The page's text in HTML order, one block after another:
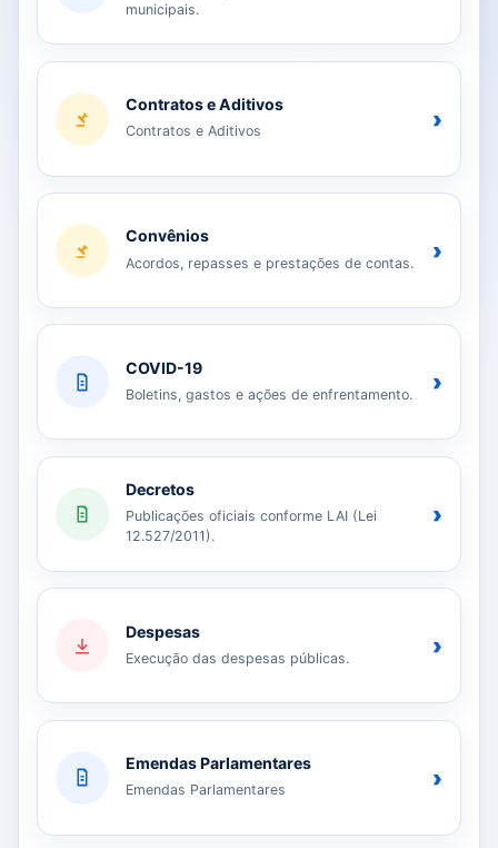
municipais.
Contratos e Aditivos
Contratos e Aditivos ›
Convênios
Acordos, repasses e prestações de contas. ›
COVID-19
Boletins, gastos e ações de enfrentamento. ›
Decretos
Publicações oficiais conforme LAI (Lei
12.527/2011).
›
Despesas
Execução das despesas públicas. ›
Emendas Parlamentares
Emendas Parlamentares ›